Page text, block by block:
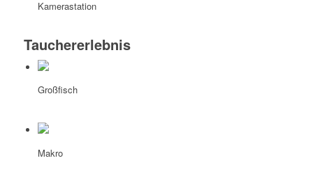
Kamerastation
Tauchererlebnis
Großfisch
Makro